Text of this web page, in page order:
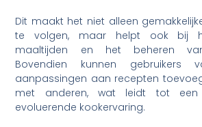
Dit maakt het niet alleen
te volgen, maar helpt ook bij
maaltijden en het beheren
Bovendien kunnen gebruikers
aanpassingen aan recepten
met anderen, wat leidt tot een
evoluerende kookervaring.